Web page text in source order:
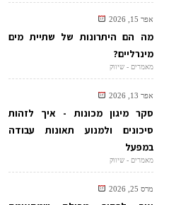
אפר 15, 2026
מה הם היתרונות של שתיית מים
מינרליים?
מאמרים - שיווק
אפר 13, 2026
סקר מיגון מכונות - איך לזהות
סיכונים ולמנוע תאונות עבודה
במפעל
מאמרים - שיווק
מרס 25, 2026